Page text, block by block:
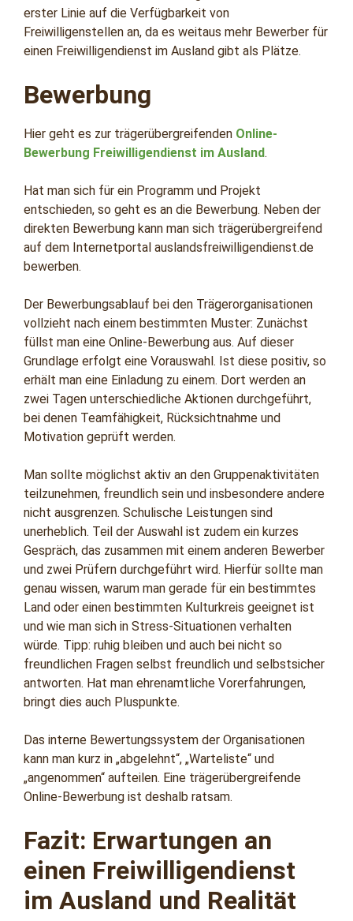
erster Linie auf die Verfügbarkeit von
Freiwilligenstellen an, da es weitaus mehr Bewerber für
einen Freiwilligendienst im Ausland gibt als Plätze.
Bewerbung
Hier geht es zur trägerübergreifenden Online-
Bewerbung Freiwilligendienst im Ausland.
Hat man sich für ein Programm und Projekt
entschieden, so geht es an die Bewerbung. Neben der
direkten Bewerbung kann man sich trägerübergreifend
auf dem Internetportal auslandsfreiwilligendienst.de
bewerben.
Der Bewerbungsablauf bei den Trägerorganisationen
vollzieht nach einem bestimmten Muster: Zunächst
füllst man eine Online-Bewerbung aus. Auf dieser
Grundlage erfolgt eine Vorauswahl. Ist diese positiv, so
erhält man eine Einladung zu einem. Dort werden an
zwei Tagen unterschiedliche Aktionen durchgeführt,
bei denen Teamfähigkeit, Rücksichtnahme und
Motivation geprüft werden.
Man sollte möglichst aktiv an den Gruppenaktivitäten
teilzunehmen, freundlich sein und insbesondere andere
nicht ausgrenzen. Schulische Leistungen sind
unerheblich. Teil der Auswahl ist zudem ein kurzes
Gespräch, das zusammen mit einem anderen Bewerber
und zwei Prüfern durchgeführt wird. Hierfür sollte man
genau wissen, warum man gerade für ein bestimmtes
Land oder einen bestimmten Kulturkreis geeignet ist
und wie man sich in Stress-Situationen verhalten
würde. Tipp: ruhig bleiben und auch bei nicht so
freundlichen Fragen selbst freundlich und selbstsicher
antworten. Hat man ehrenamtliche Vorerfahrungen,
bringt dies auch Pluspunkte.
Das interne Bewertungssystem der Organisationen
kann man kurz in „abgelehnt“, „Warteliste“ und
„angenommen“ aufteilen. Eine trägerübergreifende
Online-Bewerbung ist deshalb ratsam.
Fazit: Erwartungen an
einen Freiwilligendienst
im Ausland und Realität